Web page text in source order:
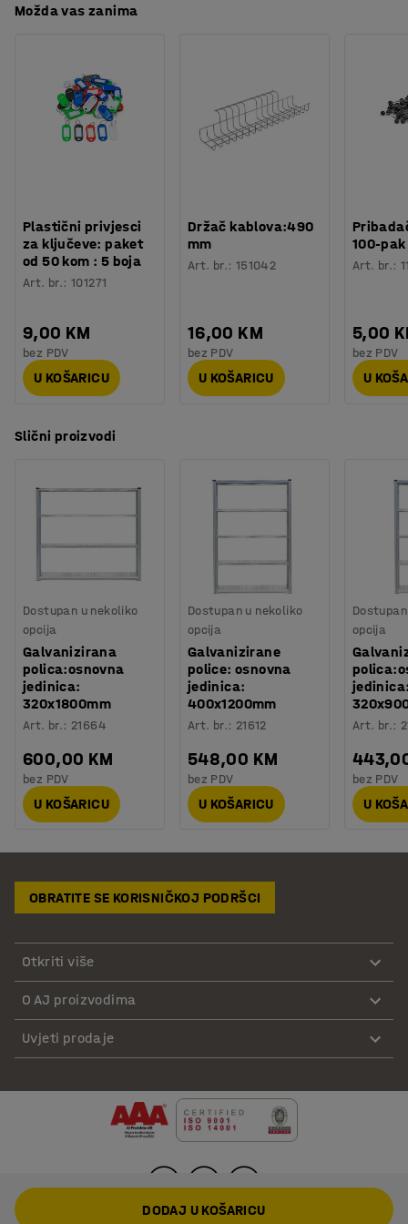
Možda vas zanima
Plastični privjesci
za ključeve: paket
od 50 kom : 5 boja
Art. br.:101271
9,00 KM
bez PDV
U KOŠARICU
Držač kablova:490
mm
Art. br.: 151042
16,00 KM
bez PDV
U KOŠARICU
100-pak
Art. br.:
5,00
bez PDV
U
Slični proizvodi
Dostupan u nekoliko
opcija
Galvanizirana
polica:osnovna
jedinica:
320x1800mm
Art. br.: 21664
600,00 KM
bez PDV
U KOŠARICU
Dostupan u nekoliko
opcija
Galvanizirane
police: osnovna
jedinica:
400x1200mm
Art. br.: 21612
548,00 KM
bez PDV
U KOŠARICU
opcija
Art. br.:
bez PDV
U
OBRATITE SE KORISNIČKOJ PODRŠCI
Otkriti više
O AJ proizvodima
Uvjeti prodaje
DODAJ U KOŠARICU